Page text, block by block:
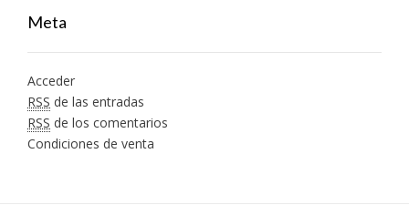
Meta
Acceder
RSS de las entradas
RSS de los comentarios
Condiciones de venta